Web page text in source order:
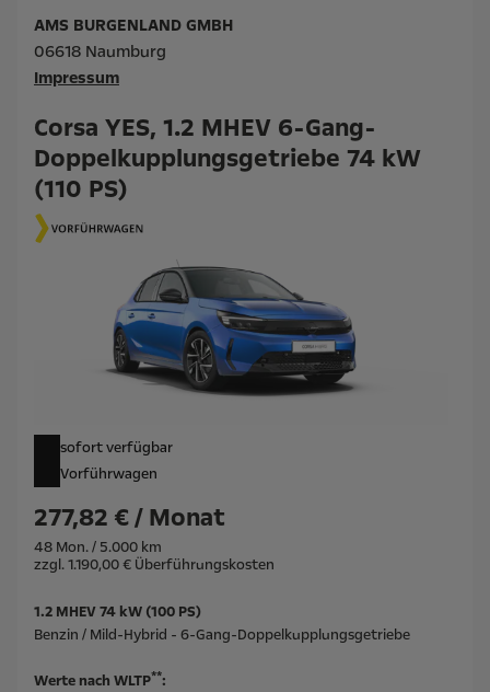
Corsa YES, 1.2 MHEV 6-Gang-
Doppelkupplungsgetriebe 74 kW
(110 PS)
sofort verfügbar
Vorführwagen
277,82 € / Monat
48 Mon. / 5.000 km
zzgl. 1.190,00 € Überführungskosten
AMS BURGENLAND GMBH
06618 Naumburg
Impressum
1.2 MHEV 74 kW (100 PS)
Benzin / Mild-Hybrid - 6-Gang-Doppelkupplungsgetriebe
Werte nach WLTP**: